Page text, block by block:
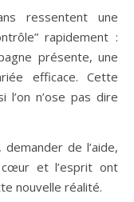
ressentent une
rapidement :
présente, une
efficace. Cette
n’ose pas dire
de l’aide,
et l’esprit ont
nouvelle réalité.